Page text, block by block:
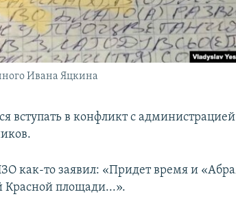
Ивана Яцкина
вступать в конфликт с
как-то заявил: «Придет время и
Красной площади...».